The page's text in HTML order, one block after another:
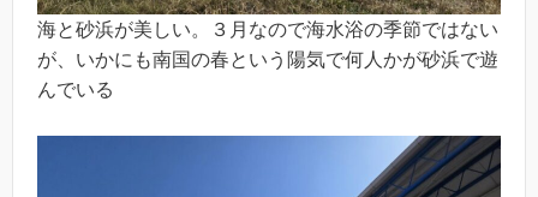
海と砂浜が美しい。３月なので海水浴の季節ではない
が、いかにも南国の春という陽気で何人かが砂浜で遊
んでいる